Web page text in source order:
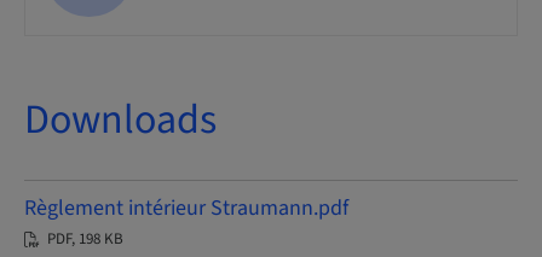
Downloads
Règlement intérieur Straumann.pdf
PDF, 198 KB